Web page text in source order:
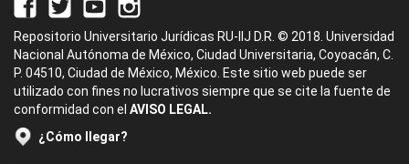
Repositorio Universitario Jurídicas RU-IIJ D.R. © 2018. Universidad
Nacional Autónoma de México, Ciudad Universitaria, Coyoacán, C.
P. 04510, Ciudad de México, México. Este sitio web puede ser
utilizado con fines no lucrativos siempre que se cite la fuente de
conformidad con el AVISO LEGAL.
¿Cómo llegar?